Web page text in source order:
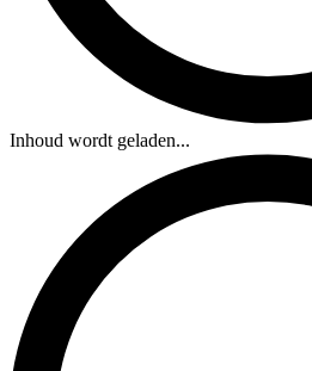
Inhoud wordt geladen...